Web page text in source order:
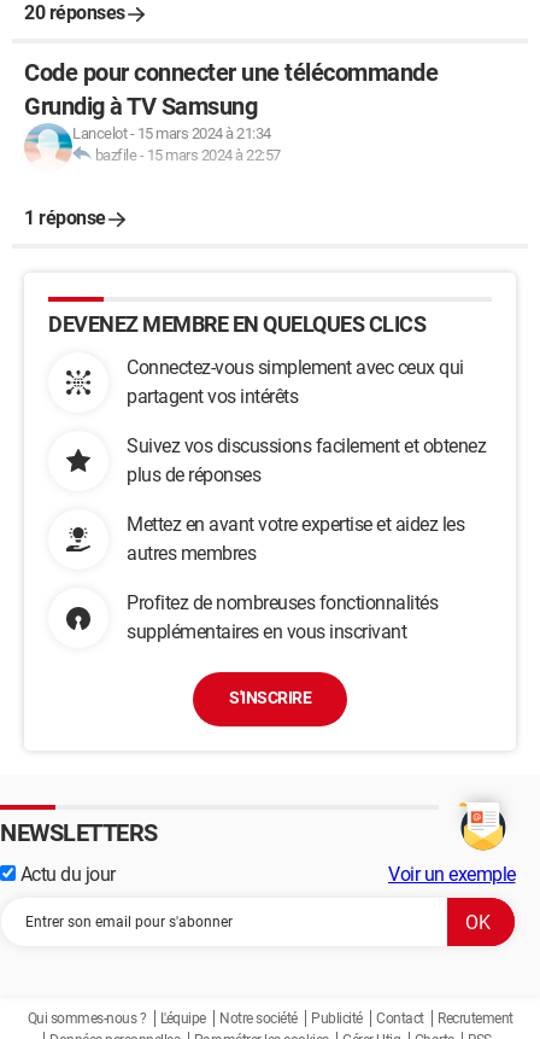
20 réponses
Code pour connecter une télécommande
Grundig à TV Samsung
Lancelot- 15 mars 2024 à 21:34
bazfile- 15 mars 2024 à 22:57
1 réponse
DEVENEZ MEMBRE EN QUELQUES CLICS
Connectez-vous simplement avec ceux qui
partagent vos intérêts
Suivez vos discussions facilement et obtenez
plus de réponses
Mettez en avant votre expertise et aidez les
autres membres
Profitez de nombreuses fonctionnalités
supplémentaires en vous inscrivant
S'INSCRIRE
NEWSLETTERS
Actu du jour Voir un exemple
Qui sommes-nous ? L'équipe Notre société Publicité Contact
Recrutement